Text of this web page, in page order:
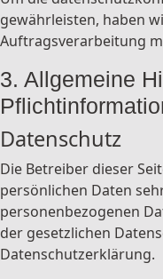
gewährleisten, haben
Auftragsverarbeitung
3. Allgemeine
Datenschutz
Die Betreiber dieser
persönlichen Daten
personenbezogenen
der gesetzlichen
Datenschutzerklärung.